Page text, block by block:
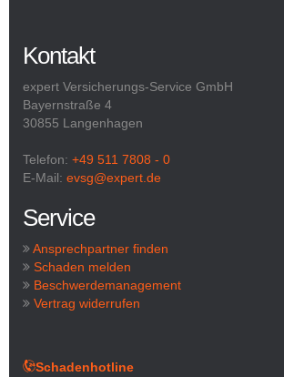
Kontakt
expert Versicherungs-Service GmbH
Bayernstraße 4
30855 Langenhagen
Telefon: +49 511 7808 - 0
E-Mail: evsg@expert.de
Service
Ansprechpartner finden
Schaden melden
Beschwerdemanagement
Vertrag widerrufen
Schadenhotline